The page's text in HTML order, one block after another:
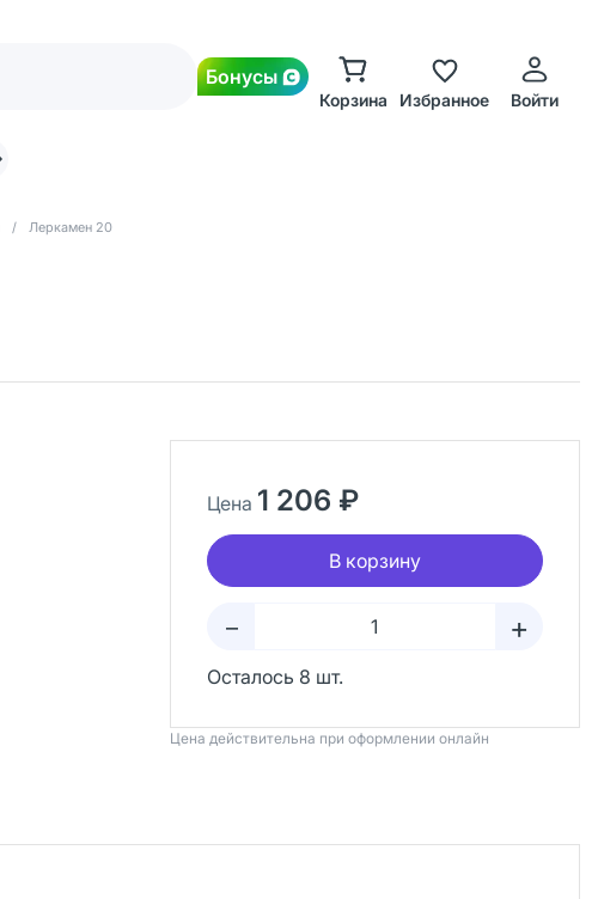
Бонусы
Корзина Избранное Войти
/ Леркамен 20
Цена 1 206 ₽
В корзину
– +
Осталось 8 шт.
Цена действительна при оформлении онлайн